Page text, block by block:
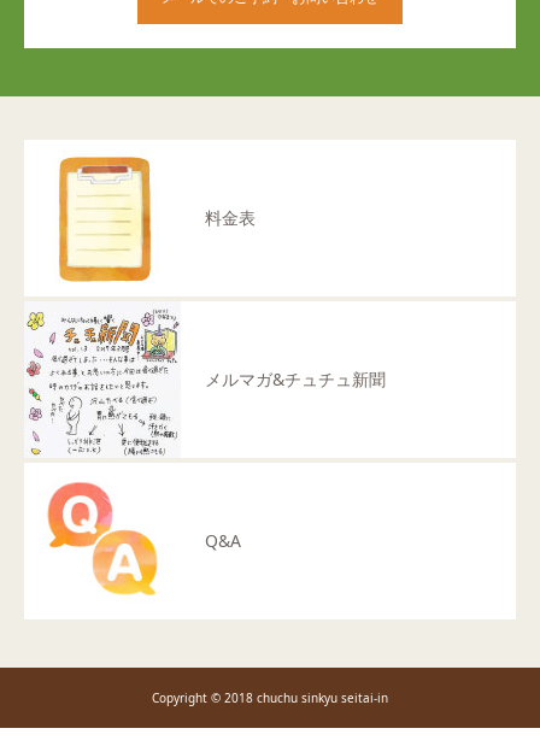
料金表
メルマガ&チュチュ新聞
Q&A
Copyright © 2018 chuchu sinkyu seitai-in